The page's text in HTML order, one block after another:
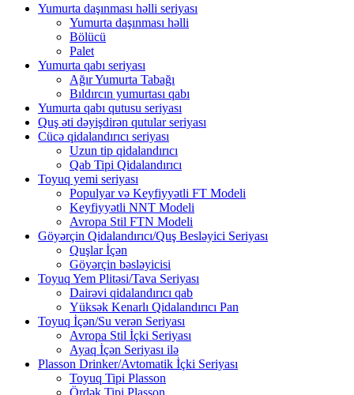
Yumurta daşınması həlli seriyası
Yumurta daşınması həlli
Bölücü
Palet
Yumurta qabı seriyası
Ağır Yumurta Tabağı
Bıldırcın yumurtası qabı
Yumurta qabı qutusu seriyası
Quş əti dəyişdirən qutular seriyası
Cücə qidalandırıcı seriyası
Uzun tip qidalandırıcı
Qab Tipi Qidalandırıcı
Toyuq yemi seriyası
Populyar və Keyfiyyətli FT Modeli
Keyfiyyətli NNT Modeli
Avropa Stil FTN Modeli
Göyərçin Qidalandırıcı/Quş Besləyici Seriyası
Quşlar İçən
Göyərçin bəsləyicisi
Toyuq Yem Plitəsi/Tava Seriyası
Dairəvi qidalandırıcı qab
Yüksək Kenarlı Qidalandırıcı Pan
Toyuq İçən/Su verən Seriyası
Avropa Stil İçki Seriyası
Ayaq İçən Seriyası ilə
Plasson Drinker/Avtomatik İçki Seriyası
Toyuq Tipi Plasson
Ördək Tipi Plasson